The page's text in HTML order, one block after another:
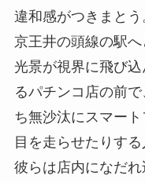
違和感がつきまとう
京王井の頭線の駅
光景が視界に飛び
るパチンコ店の前
ち無沙汰にスマー
目を走らせたりする
彼らは店内になだ